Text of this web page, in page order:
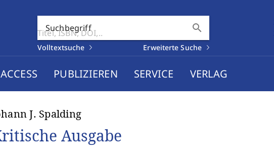
Suchbegriff search
Volltextsuche Erweiterte Suche
PUBLIZIEREN SERVICE VERLAG
J. Spalding
Ausgabe